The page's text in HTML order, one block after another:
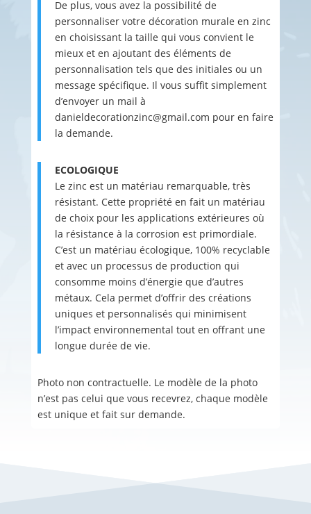
De plus, vous avez la possibilité de
personnaliser votre décoration murale en zinc
en choisissant la taille qui vous convient le
mieux et en ajoutant des éléments de
personnalisation tels que des initiales ou un
message spécifique. Il vous suffit simplement
d’envoyer un mail à
danieldecorationzinc@gmail.com pour en faire
la demande.
ECOLOGIQUE
Le zinc est un matériau remarquable, très
résistant. Cette propriété en fait un matériau
de choix pour les applications extérieures où
la résistance à la corrosion est primordiale.
C’est un matériau écologique, 100% recyclable
et avec un processus de production qui
consomme moins d’énergie que d’autres
métaux. Cela permet d’offrir des créations
uniques et personnalisés qui minimisent
l’impact environnemental tout en offrant une
longue durée de vie.
Photo non contractuelle. Le modèle de la photo
n’est pas celui que vous recevrez, chaque modèle
est unique et fait sur demande.